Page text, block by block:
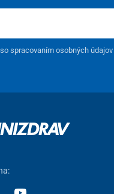
spracovaním osobných údajov